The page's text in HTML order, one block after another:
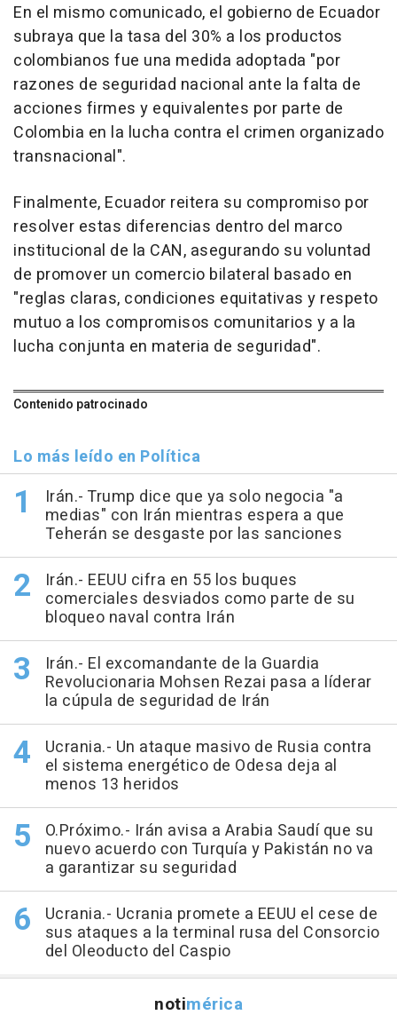
En el mismo comunicado, el gobierno de Ecuador
subraya que la tasa del 30% a los productos
colombianos fue una medida adoptada "por
razones de seguridad nacional ante la falta de
acciones firmes y equivalentes por parte de
Colombia en la lucha contra el crimen organizado
transnacional".
Finalmente, Ecuador reitera su compromiso por
resolver estas diferencias dentro del marco
institucional de la CAN, asegurando su voluntad
de promover un comercio bilateral basado en
"reglas claras, condiciones equitativas y respeto
mutuo a los compromisos comunitarios y a la
lucha conjunta en materia de seguridad".
Contenido patrocinado
Lo más leído en Política
Irán.- Trump dice que ya solo negocia "a
medias" con Irán mientras espera a que
Teherán se desgaste por las sanciones
Irán.- EEUU cifra en 55 los buques
comerciales desviados como parte de su
bloqueo naval contra Irán
Irán.- El excomandante de la Guardia
Revolucionaria Mohsen Rezai pasa a líderar
la cúpula de seguridad de Irán
Ucrania.- Un ataque masivo de Rusia contra
el sistema energético de Odesa deja al
menos 13 heridos
O.Próximo.- Irán avisa a Arabia Saudí que su
nuevo acuerdo con Turquía y Pakistán no va
a garantizar su seguridad
Ucrania.- Ucrania promete a EEUU el cese de
sus ataques a la terminal rusa del Consorcio
del Oleoducto del Caspio
notimérica